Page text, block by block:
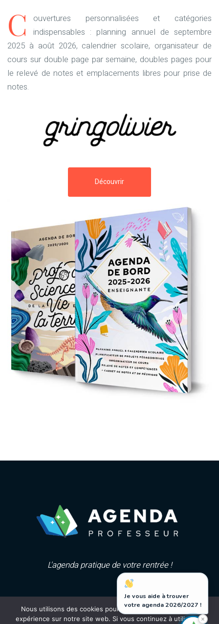
Je vous aide à trouver
votre agenda 2026/2027 !
×
C
ouvertures personnalisées et catégories
indispensables : planning annuel de septembre
2025 à août 2026, calendrier scolaire, organisateur de
cours sur double page par semaine, doubles pages pour
le relevé de notes et emplacements libres pour prise de
notes.
Découvrir
L'agenda pratique de votre rentrée !
Nous utilisons des cookies pour vous garantir la meilleure
expérience sur notre site web. Si vous continuez à utiliser ce